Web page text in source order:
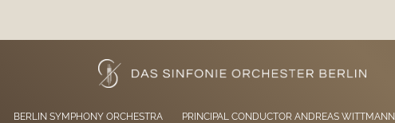
BERLIN SYMPHONY ORCHESTRA PRINCIPAL CONDUCTOR ANDREAS WITTMANN